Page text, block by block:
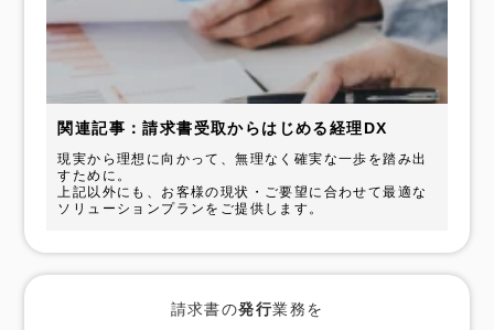
関連記事：請求書受取からはじめる経理DX
現実から理想に向かって、無理なく確実な一歩を踏み出
すために。
上記以外にも、お客様の現状・ご要望に合わせて最適な
ソリューションプランをご提供します。
請求書の発行業務を